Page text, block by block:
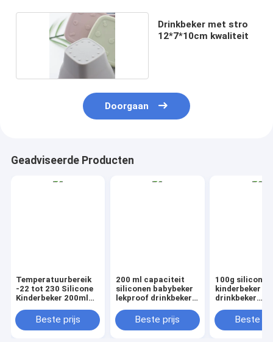
Drinkbeker met stro
12*7*10cm kwaliteit
Doorgaan
Geadviseerde Producten
Temperatuurbereik
-22 tot 230 Silicone
Kinderbeker 200ml
Drinkbeker Geschikt
voor Warme en
Beste prijs
200 ml capaciteit
siliconen babybeker
lekproof drinkbeker
die zelfstandig leren
drinken
Beste prijs
100g siliconen
kinderbeker
drinkbeker
comfortabele
ontworpen
Beste